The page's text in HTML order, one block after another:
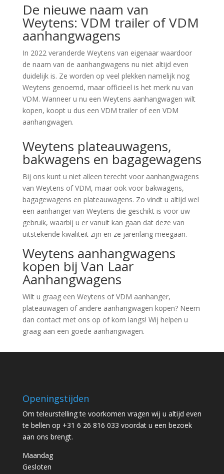
De nieuwe naam van
Weytens: VDM trailer of VDM
aanhangwagens
In 2022 veranderde Weytens van eigenaar waardoor
de naam van de aanhangwagens nu niet altijd even
duidelijk is. Ze worden op veel plekken namelijk nog
Weytens genoemd, maar officieel is het merk nu van
VDM. Wanneer u nu een Weytens aanhangwagen wilt
kopen, koopt u dus een VDM trailer of een VDM
aanhangwagen.
Weytens plateauwagens,
bakwagens en bagagewagens
Bij ons kunt u niet alleen terecht voor aanhangwagens
van Weytens of VDM, maar ook voor bakwagens,
bagagewagens en plateauwagens. Zo vindt u altijd wel
een aanhanger van Weytens die geschikt is voor uw
gebruik, waarbij u er vanuit kan gaan dat deze van
uitstekende kwaliteit zijn en ze jarenlang meegaan.
Weytens aanhangwagens
kopen bij Van Laar
Aanhangwagens
Wilt u graag een Weytens of VDM aanhanger,
plateauwagen of andere aanhangwagen kopen? Neem
dan contact met ons op of kom langs! Wij helpen u
graag aan een goede aanhangwagen.
Openingstijden
Om teleurstelling te voorkomen vragen wij u altijd even
te bellen op +31 6 26 816 033 voordat u een bezoek
aan ons brengt.
Maandag
Gesloten